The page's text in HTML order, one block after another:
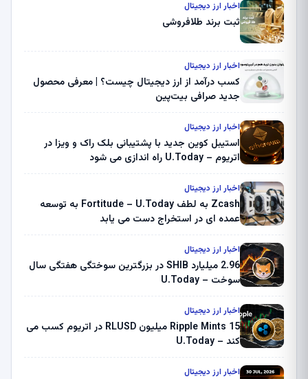
اخبار ارز دیجیتال
ثبت برند طلافروشی
اخبار ارز دیجیتال
کسب درآمد از ارز دیجیتال چیست؟ | معرفی محصول
جدید صرافی بیت‌پین
اخبار ارز دیجیتال
استیبل کوین جدید با پشتیبانی بلک راک و ویزا در
اتریوم – U.Today راه اندازی می شود
اخبار ارز دیجیتال
Zcash به لطف Fortitude – U.Today به توسعه
عمده ای در استخراج دست می یابد
اخبار ارز دیجیتال
2.96 میلیارد SHIB در بزرگترین سوختگی هفتگی سال
سوخت – U.Today
اخبار ارز دیجیتال
Ripple Mints 15 میلیون RLUSD در اتریوم کسب می
کند – U.Today
اخبار ارز دیجیتال